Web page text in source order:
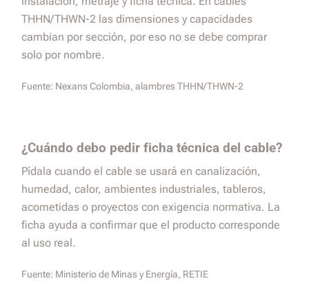
THHN/THWN-2 las dimensiones y capacidades
cambian por sección, por eso no se debe comprar
solo por nombre.
Fuente: Nexans Colombia, alambres THHN/THWN-2
¿Cuándo debo pedir ficha técnica del cable?
Pídala cuando el cable se usará en canalización,
humedad, calor, ambientes industriales, tableros,
acometidas o proyectos con exigencia normativa. La
ficha ayuda a confirmar que el producto corresponde
al uso real.
Fuente: Ministerio de Minas y Energía, RETIE